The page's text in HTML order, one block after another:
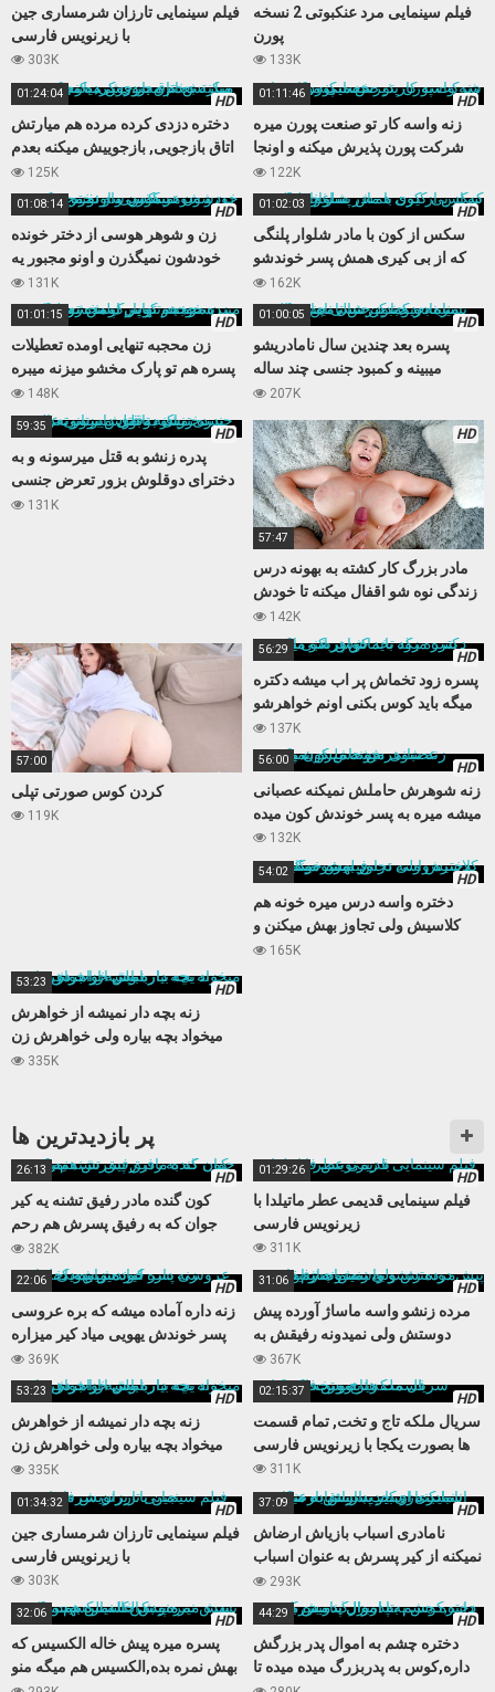
فیلم سینمایی تارزان شرمساری جین
با زیرنویس فارسی
303K
فیلم سینمایی مرد عنکبوتی 2 نسخه
پورن
133K
HD
01:24:04
دختره دزدی کرده مرده هم میارتش
اتاق بازجویی, بازجوییش میکنه بعدم
مجبورش میکنه کوس بده
125K
HD
01:11:46
زنه واسه کار تو صنعت پورن میره
شرکت پورن پذیرش میکنه و اونجا
حسابی میکننش
122K
HD
01:08:14
زن و شوهر هوسی از دختر خونده
خودشون نمیگذرن و اونو مجبور یه
سکس سه نفره میکنن
131K
HD
01:02:03
سکس از کون با مادر شلوار پلنگی
که از بی کیری همش پسر خوندشو
اغوا میکنه
162K
HD
01:01:15
زن محجبه تنهایی اومده تعطیلات
پسره هم تو پارک مخشو میزنه میبره
خونه و کوس تپلش رو میکنه
148K
HD
01:00:05
پسره بعد چندین سال نامادریشو
میبینه و کمبود جنسی چند ساله
نامادریو با کیرش تامین میکنه
207K
HD
59:35
پدره زنشو به قتل میرسونه و به
دخترای دوقلوش بزور تعرض جنسی
میکنه تابوی داستانی عالی
131K
HD
57:47
مادر بزرگ کار کشته به بهونه درس
زندگی نوه شو اقفال میکنه تا خودش
بعد مدتها حالی کنه
142K
57:00
کردن کوس صورتی تپلی
119K
HD
56:29
پسره زود تخماش پر اب میشه دکتره
میگه باید کوس بکنی اونم خواهرشو
میکنه
137K
HD
56:00
زنه شوهرش حاملش نمیکنه عصبانی
میشه میره به پسر خوندش کون میده
132K
HD
54:02
دختره واسه درس میره خونه هم
کلاسیش ولی تجاوز بهش میکنن و
فیلمشو میگیرن
165K
HD
53:23
زنه بچه دار نمیشه از خواهرش
میخواد بچه بیاره ولی خواهرش زن
باباش از آب در میاد
335K
پر بازدید‌ترین ها
HD
26:13
کون گنده مادر رفیق تشنه یه کیر
جوان که به رفیق پسرش هم رحم
نمیکنه
382K
HD
01:29:26
فیلم سینمایی قدیمی عطر ماتیلدا با
زیرنویس فارسی
311K
HD
22:06
زنه داره آماده میشه که بره عروسی
پسر خوندش یهویی میاد کیر میزاره
داخلش
369K
HD
31:06
مرده زنشو واسه ماساژ آورده پیش
دوستش ولی نمیدونه رفیقش به
زنش چشم داره
367K
HD
53:23
زنه بچه دار نمیشه از خواهرش
میخواد بچه بیاره ولی خواهرش زن
باباش از آب در میاد
335K
HD
02:15:37
سریال ملکه تاج و تخت, تمام قسمت
ها بصورت یکجا با زیرنویس فارسی
311K
HD
01:34:32
فیلم سینمایی تارزان شرمساری جین
با زیرنویس فارسی
303K
HD
37:09
نامادری اسباب بازیاش ارضاش
نمیکنه از کیر پسرش به عنوان اسباب
بازی جدید استفاده میکنه
293K
HD
32:06
پسره میره پیش خاله الکسیس که
بهش نمره بده,الکسیس هم میگه منو
HD
44:29
دختره چشم به اموال پدر بزرگش
داره,کوس به پدربزرگ میده میده تا